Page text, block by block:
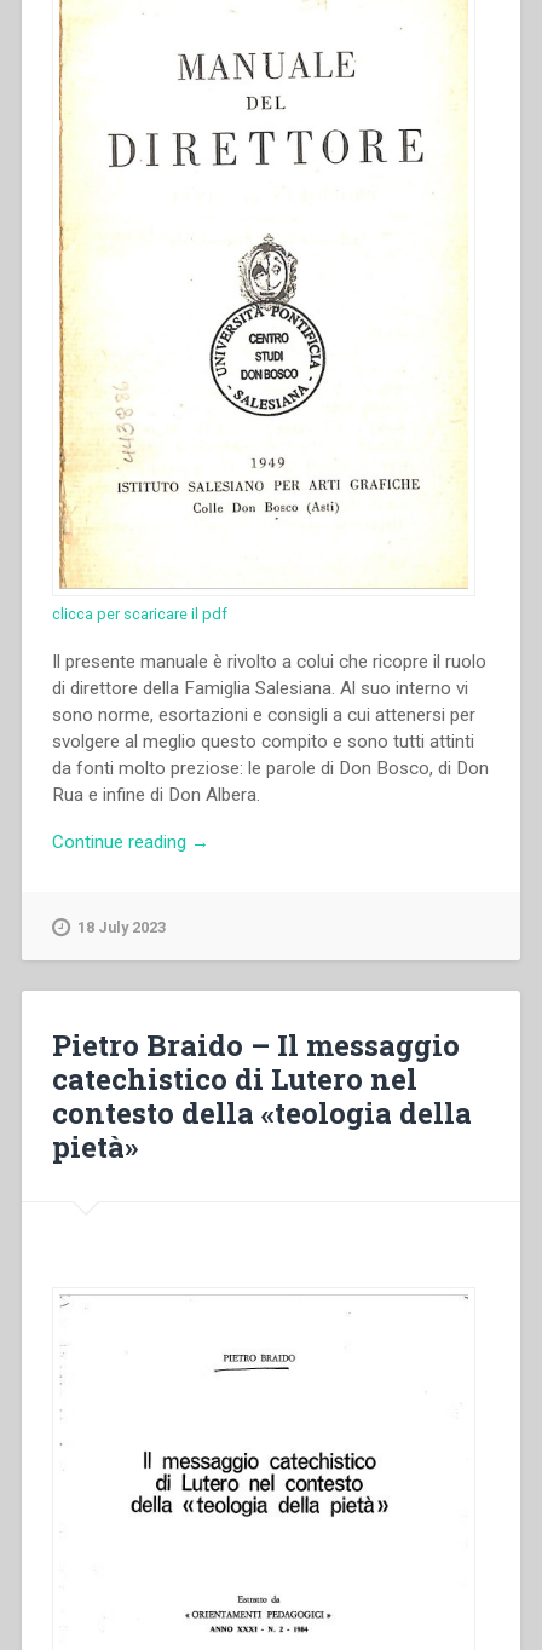
clicca per scaricare il pdf
Il presente manuale è rivolto a colui che ricopre il ruolo
di direttore della Famiglia Salesiana. Al suo interno vi
sono norme, esortazioni e consigli a cui attenersi per
svolgere al meglio questo compito e sono tutti attinti
da fonti molto preziose: le parole di Don Bosco, di Don
Rua e infine di Don Albera.
Continue reading “Giovanni
→
18 July 2023
Pietro Braido – Il messaggio
catechistico di Lutero nel
contesto della «teologia della
pietà»